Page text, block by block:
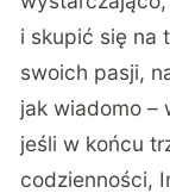
i skupić się na
swoich pasji,
jak wiadomo –
jeśli w końcu
codzienności,